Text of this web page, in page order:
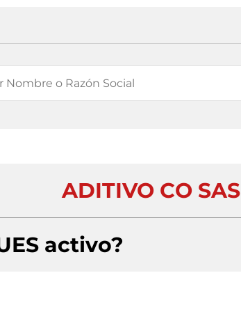
ADITIVO CO SAS
activo?